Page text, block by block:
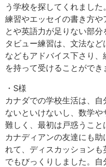
う学校を探してくれまし
練習やエッセイの書き方や
とや英語力が足りない部
タビュー練習は、文法な
などもアドバイス下さり
を持って受けることができ
・S様
カナダでの学校生活は、
ないといけないし、数学
難しく、最初は戸惑うこ
カナディアンの友達にも
れて、ディスカッション
でもびっくりしました。